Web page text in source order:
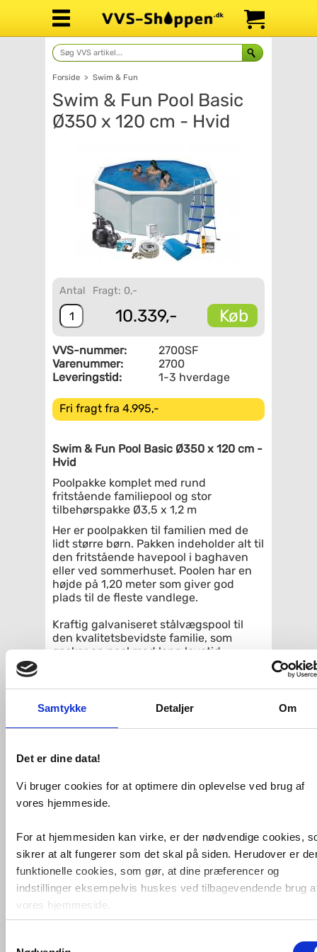
Samtykke Detaljer Om
Det er dine data!
Vi bruger cookies for at optimere din oplevelse ved brug af
vores hjemmeside.
For at hjemmesiden kan virke, er der nødvendige cookies,
sikrer at alt fungerer som det skal på siden. Herudover er
funktionelle cookies, som gør, at dine præferencer og
indstillinger eksempelvis huskes ved tilbagevendende brug
vores hjemmeside.
Foruden nødvendige og funktionelle cookies er der
Forside > Swim & Fun
Swim & Fun Pool Basic
Ø350 x 120 cm - Hvid
Antal Fragt: 0,-
10.339,- Køb
VVS-nummer:
2700SF
Varenummer:
2700
Leveringstid:
1-3 hverdage
Fri fragt fra 4.995,-
Swim & Fun Pool Basic Ø350 x 120 cm -
Hvid
Poolpakke komplet med rund
fritstående familiepool og stor
tilbehørspakke Ø3,5 x 1,2 m
Her er poolpakken til familien med de
lidt større børn. Pakken indeholder alt til
den fritstående havepool i baghaven
eller ved sommerhuset. Poolen har en
højde på 1,20 meter som giver god
plads til de fleste vandlege.
Kraftig galvaniseret stålvægspool til
den kvalitetsbevidste familie, som
ønsker en pool med lang levetid.
Europas største producent GRE, som
leveres komplet med effektivt og
professionelt sandfiltersystem samt
skimmer. Stålvæggene er
er galvaniserede, fosfaterede, primet og
nordiske klima.
Poolens brede topkant og den vertikalt
solid og poolens kraftige PVC inderdug
er anti UV-behandlet. Det sikrer, at
inderdugen ikke bleges og slides af
solens stråler og forlænger PVC’ens
levetid.
Udførlig manual på nordiske sprog
stålvæggen udskåret til skimmer og